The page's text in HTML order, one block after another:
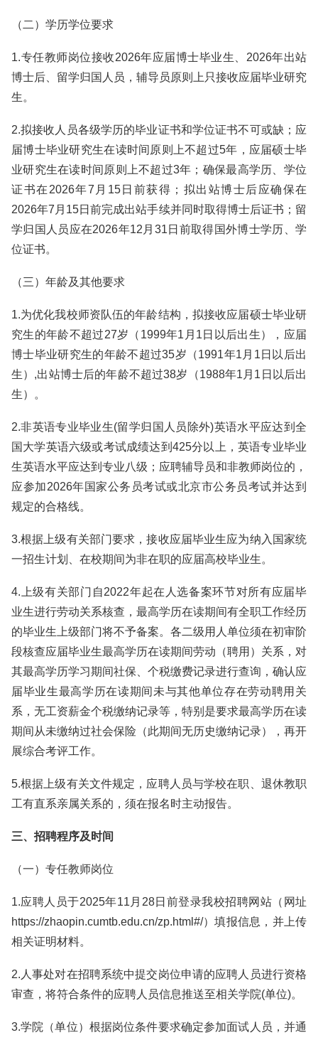
（二）学历学位要求
1.专任教师岗位接收2026年应届博士毕业生、2026年出站
博士后、留学归国人员，辅导员原则上只接收应届毕业研究
生。
2.拟接收人员各级学历的毕业证书和学位证书不可或缺；应
届博士毕业研究生在读时间原则上不超过5年，应届硕士毕
业研究生在读时间原则上不超过3年；确保最高学历、学位
证书在2026年7月15日前获得；拟出站博士后应确保在
2026年7月15日前完成出站手续并同时取得博士后证书；留
学归国人员应在2026年12月31日前取得国外博士学历、学
位证书。
（三）年龄及其他要求
1.为优化我校师资队伍的年龄结构，拟接收应届硕士毕业研
究生的年龄不超过27岁（1999年1月1日以后出生），应届
博士毕业研究生的年龄不超过35岁（1991年1月1日以后出
生）,出站博士后的年龄不超过38岁（1988年1月1日以后出
生）。
2.非英语专业毕业生(留学归国人员除外)英语水平应达到全
国大学英语六级或考试成绩达到425分以上，英语专业毕业
生英语水平应达到专业八级；应聘辅导员和非教师岗位的，
应参加2026年国家公务员考试或北京市公务员考试并达到
规定的合格线。
3.根据上级有关部门要求，接收应届毕业生应为纳入国家统
一招生计划、在校期间为非在职的应届高校毕业生。
4.上级有关部门自2022年起在人选备案环节对所有应届毕
业生进行劳动关系核查，最高学历在读期间有全职工作经历
的毕业生上级部门将不予备案。各二级用人单位须在初审阶
段核查应届毕业生最高学历在读期间劳动（聘用）关系，对
其最高学历学习期间社保、个税缴费记录进行查询，确认应
届毕业生最高学历在读期间未与其他单位存在劳动聘用关
系，无工资薪金个税缴纳记录等，特别是要求最高学历在读
期间从未缴纳过社会保险（此期间无历史缴纳记录），再开
展综合考评工作。
5.根据上级有关文件规定，应聘人员与学校在职、退休教职
工有直系亲属关系的，须在报名时主动报告。
三、招聘程序及时间
（一）专任教师岗位
1.应聘人员于2025年11月28日前登录我校招聘网站（网址
https://zhaopin.cumtb.edu.cn/zp.html#/）填报信息，并上传
相关证明材料。
2.人事处对在招聘系统中提交岗位申请的应聘人员进行资格
审查，将符合条件的应聘人员信息推送至相关学院(单位)。
3.学院（单位）根据岗位条件要求确定参加面试人员，并通